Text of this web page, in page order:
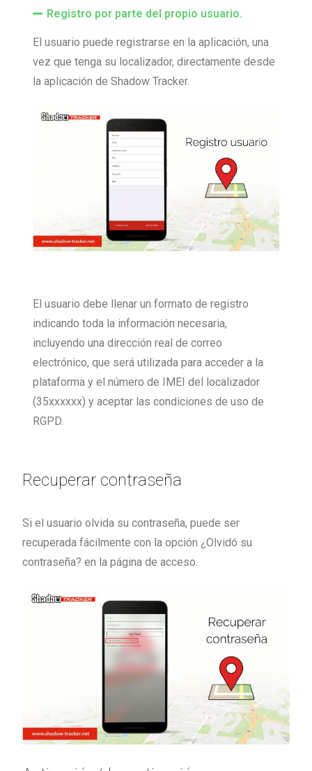
Registro por parte del propio usuario.
El usuario puede registrarse en la aplicación, una
vez que tenga su localizador, directamente desde
la aplicación de Shadow Tracker.
El usuario debe llenar un formato de registro
indicando toda la información necesaria,
incluyendo una dirección real de correo
electrónico, que será utilizada para acceder a la
plataforma y el número de IMEI del localizador
(35xxxxxx) y aceptar las condiciones de uso de
RGPD.
Recuperar contraseña
Si el usuario olvida su contraseña, puede ser
recuperada fácilmente con la opción ¿Olvidó su
contraseña? en la página de acceso.